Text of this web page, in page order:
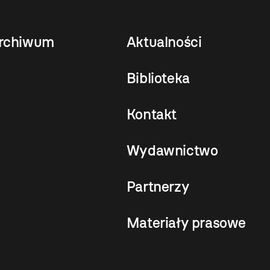
Aktualności
Biblioteka
Kontakt
Wydawnictwo
Partnerzy
Materiały prasowe